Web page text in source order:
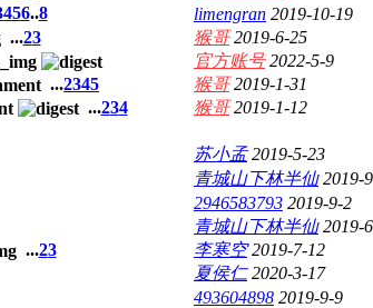
456..8 limengran 2019-10-19
...23 猴哥 2019-6-25
官方账号 2022-5-9
...2345 猴哥 2019-1-31
...234 猴哥 2019-1-12
苏小孟 2019-5-23
青城山下林半仙 2019-
2946583793 2019-9-2
青城山下林半仙 2019-
...23 李寒空 2019-7-12
夏侯仁 2020-3-17
493604898 2019-9-9